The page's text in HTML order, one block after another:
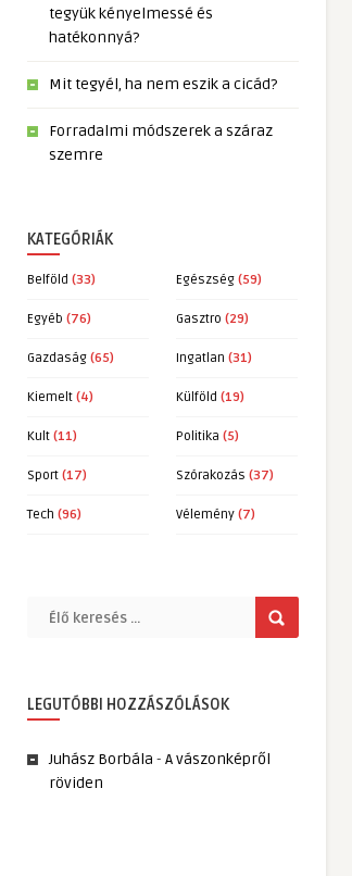
tegyük kényelmessé és
hatékonnyá?
Mit tegyél, ha nem eszik a cicád?
Forradalmi módszerek a száraz
szemre
KATEGÓRIÁK
Belföld (33) Egészség (59)
Egyéb (76) Gasztro (29)
Gazdaság (65) Ingatlan (31)
Kiemelt (4) Külföld (19)
Kult (11) Politika (5)
Sport (17) Szórakozás (37)
Tech (96) Vélemény (7)
LEGUTÓBBI HOZZÁSZÓLÁSOK
Juhász Borbála - A vászonképről
röviden